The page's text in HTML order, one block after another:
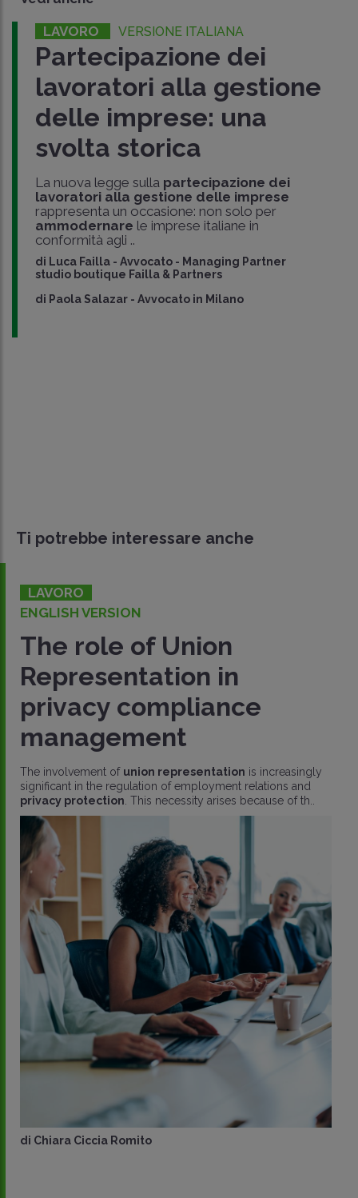
LAVORO VERSIONE ITALIANA
Partecipazione dei
lavoratori alla gestione
delle imprese: una
svolta storica
La nuova legge sulla partecipazione dei
lavoratori alla gestione delle imprese
rappresenta un occasione: non solo per
ammodernare le imprese italiane in
conformità agli ..
di Luca Failla - Avvocato - Managing Partner
studio boutique Failla & Partners
di Paola Salazar - Avvocato in Milano
Ti potrebbe interessare anche
LAVORO
ENGLISH VERSION
The role of Union
Representation in
privacy compliance
management
The involvement of union representation is increasingly
significant in the regulation of employment relations and
privacy protection . This necessity arises because of th..
di Chiara Ciccia Romito